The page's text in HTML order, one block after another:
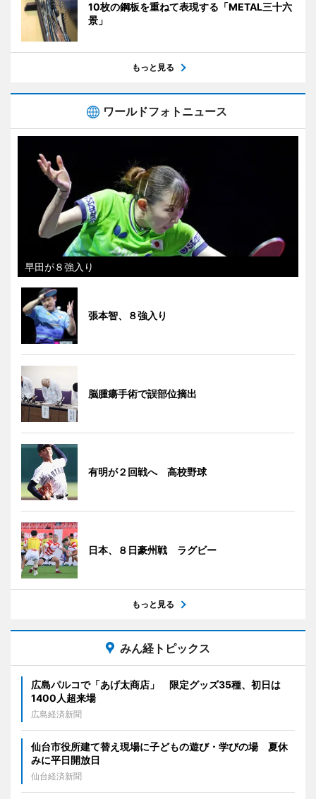
10枚の鋼板を重ねて表現する「METAL三十六
景」
もっと見る
ワールドフォトニュース
早田が８強入り
張本智、８強入り
脳腫瘍手術で誤部位摘出
有明が２回戦へ 高校野球
日本、８日豪州戦 ラグビー
もっと見る
みん経トピックス
広島パルコで「あげ太商店」 限定グッズ35種、初日は
1400人超来場
広島経済新聞
仙台市役所建て替え現場に子どもの遊び・学びの場 夏休
みに平日開放日
仙台経済新聞